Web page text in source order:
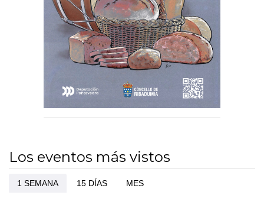
Los eventos más vistos
1 SEMANA 15 DÍAS MES